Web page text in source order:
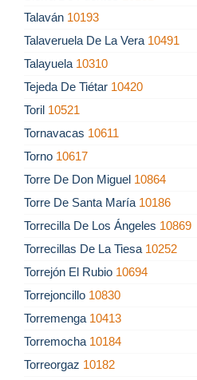
Talaván 10193
Talaveruela De La Vera 10491
Talayuela 10310
Tejeda De Tiétar 10420
Toril 10521
Tornavacas 10611
Torno 10617
Torre De Don Miguel 10864
Torre De Santa María 10186
Torrecilla De Los Ángeles 10869
Torrecillas De La Tiesa 10252
Torrejón El Rubio 10694
Torrejoncillo 10830
Torremenga 10413
Torremocha 10184
Torreorgaz 10182